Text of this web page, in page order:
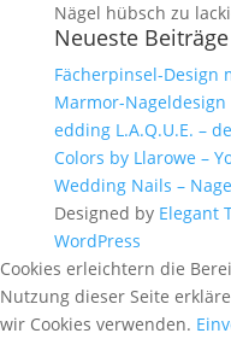
Nägel hübsch zu
Neueste Beiträge
Fächerpinsel-Design
Marmor-Nageldesign
edding L.A.Q.U.E. –
Colors by Llarowe –
Wedding Nails –
Designed by Elegant
WordPress
Cookies erleichtern die
Nutzung dieser Seite
wir Cookies verwenden.